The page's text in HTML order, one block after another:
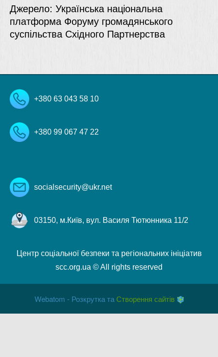
Джерело: Українська національна
платформа Форуму громадянського
суспільства Східного Партнерства
+380 63 043 58 10
+380 99 067 47 22
socialsecurity@ukr.net
03150, м.Київ, вул. Василя Тютюнника 11/2
Центр соціальної безпеки та регіональних ініціатив
scc.org.ua © All rights reserved
Webatom - Розкрутка та Створення сайтів